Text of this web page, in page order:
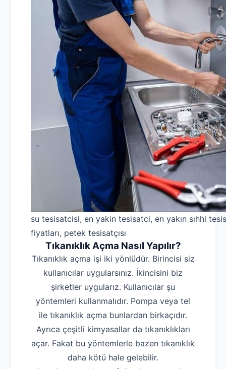
su tesisatcisi, en yakin tesisatci, en yakın sıhhi
fiyatları, petek tesisatçısı
Tıkanıklık Açma Nasıl Yapılır?
Tıkanıklık açma işi iki yönlüdür. Birincisi siz
kullanıcılar uygularsınız. İkincisini biz
şirketler uygularız. Kullanıcılar şu
yöntemleri kullanmalıdır. Pompa veya tel
ile tıkanıklık açma bunlardan birkaçıdır.
Ayrıca çeşitli kimyasallar da tıkanıklıkları
açar. Fakat bu yöntemlerle bazen tıkanıklık
daha kötü hale gelebilir.